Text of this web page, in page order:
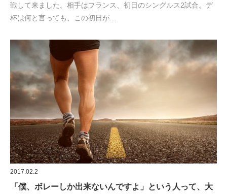
戦して来ました。相手はフランス、初日のシングルス2試合。デ
杯は何と言っても、この初日が…
2017.02.2
「僕、ボレーしか出来ないんですよ」という人って、大